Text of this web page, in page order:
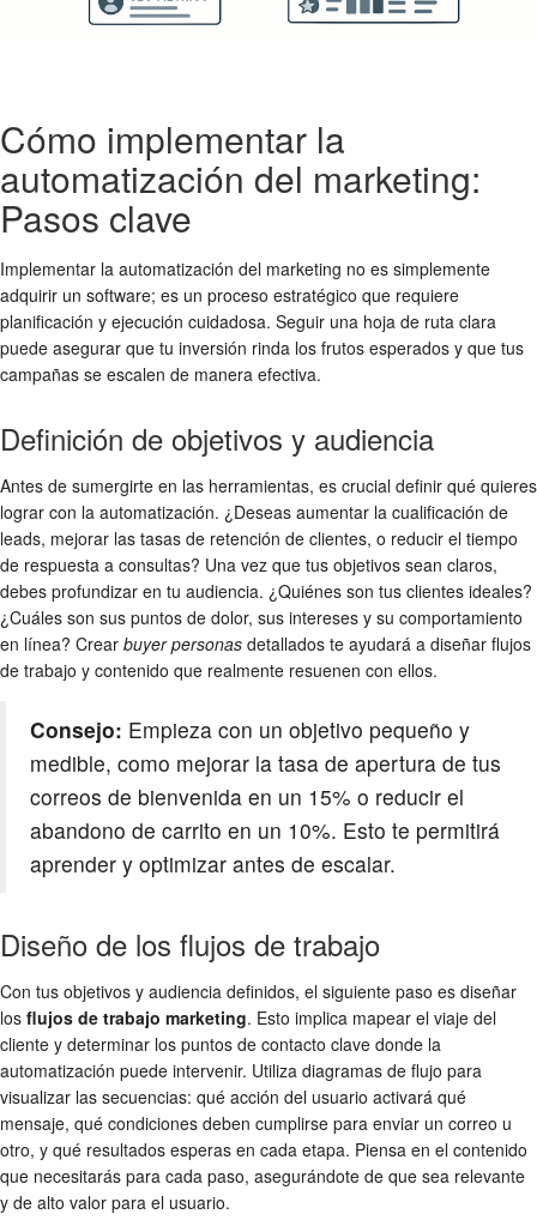
Cómo implementar la
automatización del marketing:
Pasos clave
Implementar la automatización del marketing no es simplemente
adquirir un software; es un proceso estratégico que requiere
planificación y ejecución cuidadosa. Seguir una hoja de ruta clara
puede asegurar que tu inversión rinda los frutos esperados y que tus
campañas se escalen de manera efectiva.
Definición de objetivos y audiencia
Antes de sumergirte en las herramientas, es crucial definir qué quieres
lograr con la automatización. ¿Deseas aumentar la cualificación de
leads, mejorar las tasas de retención de clientes, o reducir el tiempo
de respuesta a consultas? Una vez que tus objetivos sean claros,
debes profundizar en tu audiencia. ¿Quiénes son tus clientes ideales?
¿Cuáles son sus puntos de dolor, sus intereses y su comportamiento
en línea? Crear buyer personas detallados te ayudará a diseñar flujos
de trabajo y contenido que realmente resuenen con ellos.
Consejo: Empieza con un objetivo pequeño y
medible, como mejorar la tasa de apertura de tus
correos de bienvenida en un 15% o reducir el
abandono de carrito en un 10%. Esto te permitirá
aprender y optimizar antes de escalar.
Diseño de los flujos de trabajo
Con tus objetivos y audiencia definidos, el siguiente paso es diseñar
los flujos de trabajo marketing. Esto implica mapear el viaje del
cliente y determinar los puntos de contacto clave donde la
automatización puede intervenir. Utiliza diagramas de flujo para
visualizar las secuencias: qué acción del usuario activará qué
mensaje, qué condiciones deben cumplirse para enviar un correo u
otro, y qué resultados esperas en cada etapa. Piensa en el contenido
que necesitarás para cada paso, asegurándote de que sea relevante
y de alto valor para el usuario.